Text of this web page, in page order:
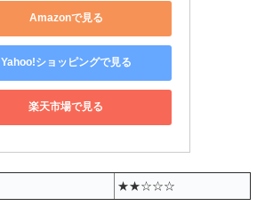
Amazonで見る
Yahoo!ショッピングで見る
楽天市場で見る
★★☆☆☆